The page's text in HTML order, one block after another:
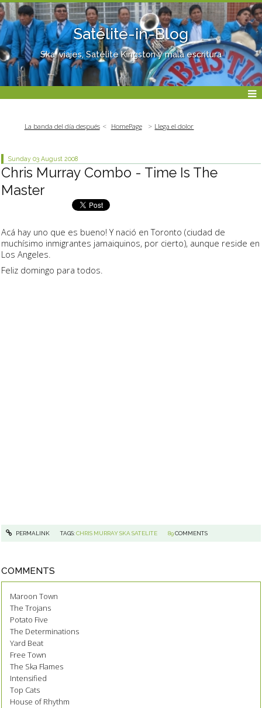
Satélite-in-Blog
Ska, viajes, Satélite Kingston y mala escritura
La banda del día después HomePage Llega el dolor
Sunday 03 August 2008
Chris Murray Combo - Time Is The
Master
Acá hay uno que es bueno! Y nació en Toronto (ciudad de
muchísimo inmigrantes jamaiquinos, por cierto), aunque reside en
Los Angeles.
Feliz domingo para todos.
PERMALINK TAGS:CHRIS MURRAY SKA SATELITE 89COMMENTS
COMMENTS
Maroon Town
The Trojans
Potato Five
The Determinations
Yard Beat
Free Town
The Ska Flames
Intensified
Top Cats
House of Rhythm